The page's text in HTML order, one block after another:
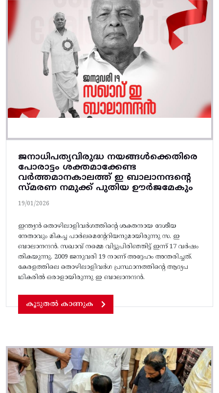
ജനാധിപത്യവിരുദ്ധ നയങ്ങൾക്കെതിരെ
പോരാട്ടം ശക്തമാക്കേണ്ട
വർത്തമാനകാലത്ത് ഇ ബാലാനന്ദന്റെ
സ്മരണ നമുക്ക് പുതിയ ഊർജമേകും
19/01/2026
ഇന്ത്യൻ തൊഴിലാളിവർഗത്തിന്റെ ശക്തനായ ദേശീയ
നേതാവും മികച്ച പാർലമെന്റേറിയനുമായിരുന്നു സ. ഇ
ബാലാനന്ദൻ. സഖാവ് നമ്മെ വിട്ടുപിരിഞ്ഞിട്ട് ഇന്ന് 17 വർഷം
തികയുന്നു. 2009 ജനുവരി 19 നാണ്‌ അദ്ദേഹം അന്തരിച്ചത്‌.
കേരളത്തിലെ തൊഴിലാളിവർഗ പ്രസ്ഥാനത്തിന്റെ ആദ്യപ
ഥികരിൽ ഒരാളായിരുന്നു ഇ ബാലാനന്ദൻ.
കൂടുതൽ കാണുക